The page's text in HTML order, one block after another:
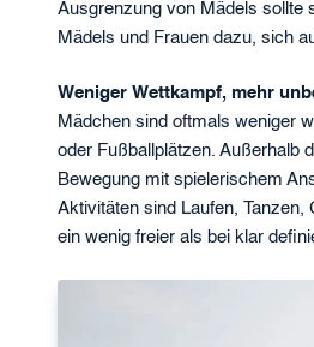
Ausgrenzung von Mädels sollte
Mädels und Frauen dazu, sich
Weniger Wettkampf, mehr
Mädchen sind oftmals weniger
oder Fußballplätzen. Außerhalb
Bewegung mit spielerischem
Aktivitäten sind Laufen,
ein wenig freier als bei klar